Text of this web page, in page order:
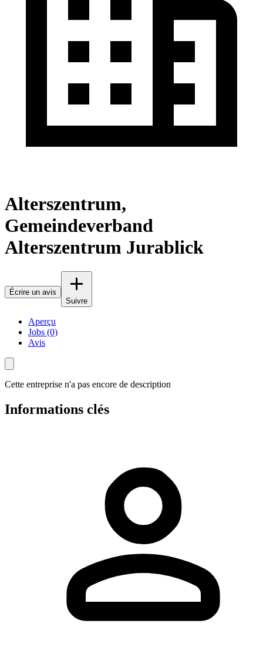
Alterszentrum,
Gemeindeverband
Alterszentrum Jurablick
Écrire un avis
Suivre
Aperçu
Jobs (0)
Avis
Cette entreprise n'a pas encore de description
Informations clés